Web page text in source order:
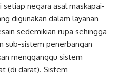
negara asal maskapai-
digunakan dalam layanan
sedemikian rupa sehingga
sub-sistem penerbangan
mengganggu sistem
(di darat). Sistem